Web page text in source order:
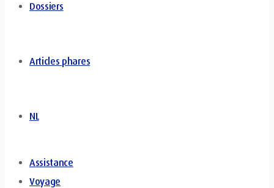
Dossiers
Articles phares
NL
Assistance
Voyage